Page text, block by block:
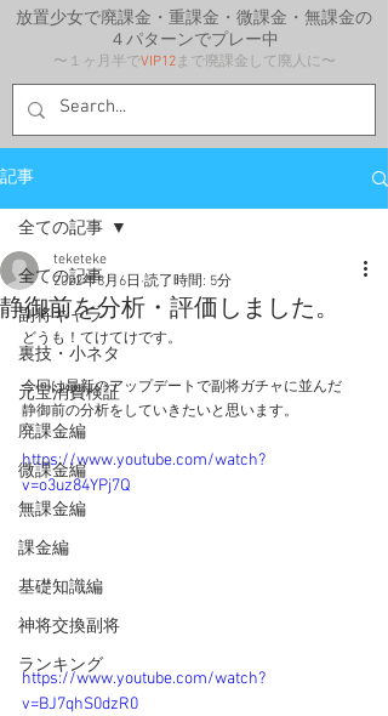
放置少女で廃課金・重課金・微課金・無課金の
４パターンでプレー中
〜１ヶ月半でVIP12まで廃課金して廃人に〜
記事
全ての記事
副将キャラ
裏技・小ネタ
元宝消費検証
廃課金編
微課金編
無課金編
課金編
基礎知識編
神将交換副将
ランキング
全ての記事
静御前を分析・評価しました。
teketeke
2022年8月6日 読了時間: 5分
どうも！てけてけです。
今回は最新のアップデートで副将ガチャに並んだ
静御前の分析をしていきたいと思います。
https://www.youtube.com/watch?
v=o3uz84YPj7Q
https://www.youtube.com/watch?
v=BJ7qhS0dzR0